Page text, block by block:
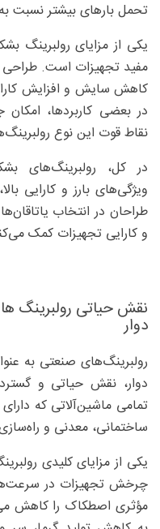
تحمل بارهای بیشتر نسبت
یکی از مزایای رولبرینگ
مفید تجهیزات است. طراحی
کاهش سایش و افزایش
در بعضی کاربردها،
نقاط قوت این نوع
در کل، رولبرینگ‌های
ویژگی‌های بارز و کارایی
طراحان در انتخاب
و کارایی تجهیزات کمک
نقش حیاتی رولبرینگ‌
دوار
رولبرینگ‌های صنعتی به
دوار، نقش حیاتی و
تمامی ماشین‌آلاتی که
ساختمانی، معدنی و
یکی از مزایای کلیدی
چرخش تجهیزات در
مؤثری اصطکاک را کاهش